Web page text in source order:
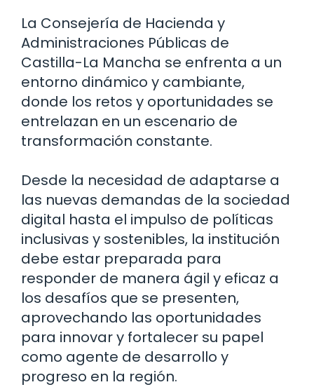
La Consejería de Hacienda y
Administraciones Públicas de
Castilla-La Mancha se enfrenta a un
entorno dinámico y cambiante,
donde los retos y oportunidades se
entrelazan en un escenario de
transformación constante.
Desde la necesidad de adaptarse a
las nuevas demandas de la sociedad
digital hasta el impulso de políticas
inclusivas y sostenibles, la institución
debe estar preparada para
responder de manera ágil y eficaz a
los desafíos que se presenten,
aprovechando las oportunidades
para innovar y fortalecer su papel
como agente de desarrollo y
progreso en la región.